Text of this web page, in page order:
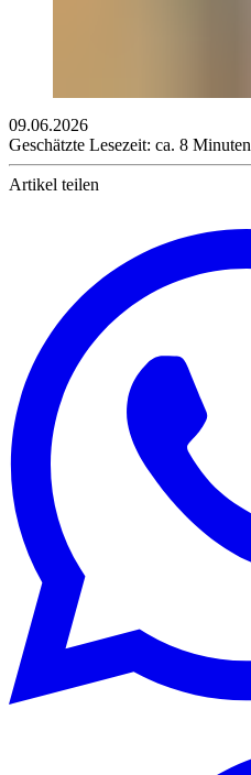
09.06.2026
Geschätzte Lesezeit: ca. 8 Minuten
Artikel teilen